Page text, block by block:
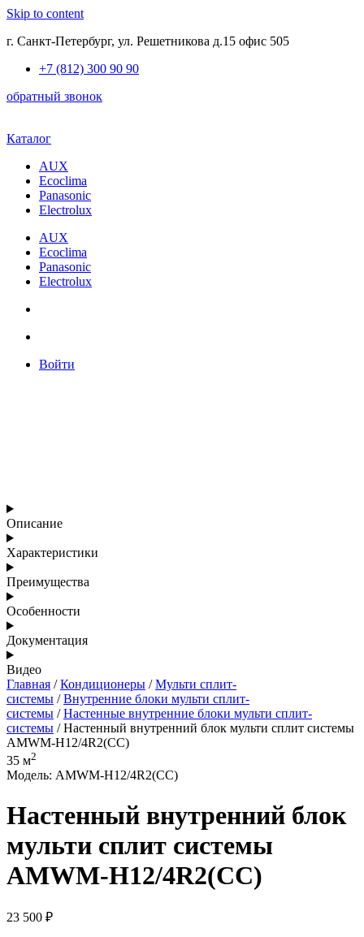
Skip to content
г. Санкт-Петербург, ул. Решетникова д.15 офис 505
+7 (812) 300 90 90
обратный звонок
Каталог
AUX
Ecoclima
Panasonic
Electrolux
AUX
Ecoclima
Panasonic
Electrolux
Войти
Описание
Характеристики
Преимущества
Особенности
Документация
Видео
Главная /Кондиционеры /Мульти сплит-
системы /Внутренние блоки мульти сплит-
системы /Настенные внутренние блоки мульти сплит-
системы / Настенный внутренний блок мульти сплит системы
AMWM-H12/4R2(CC)
35 м2
Модель: AMWM-H12/4R2(CC)
Настенный внутренний блок
мульти сплит системы
AMWM-H12/4R2(CC)
23 500 ₽